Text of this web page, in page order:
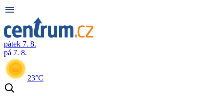
pátek 7. 8.
pá 7. 8.
23°C